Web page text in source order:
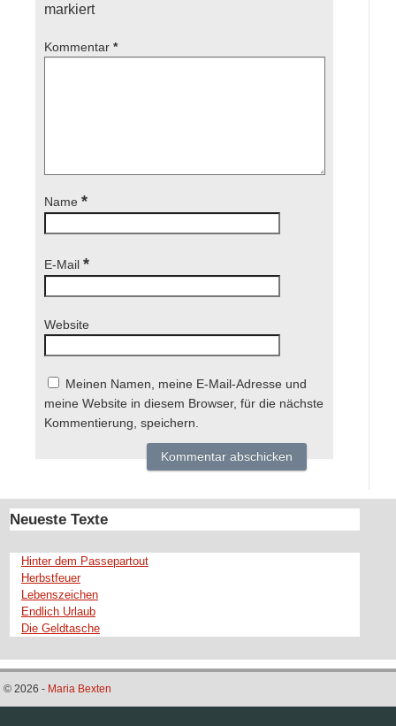
markiert
Kommentar *
Name *
E-Mail *
Website
Meinen Namen, meine E-Mail-Adresse und
meine Website in diesem Browser, für die nächste
Kommentierung, speichern.
Neueste Texte
Hinter dem Passepartout
Herbstfeuer
Lebenszeichen
Endlich Urlaub
Die Geldtasche
© 2026 - Maria Bexten